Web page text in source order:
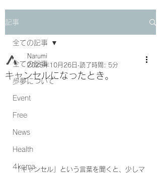
記事
全ての記事
歩夢について
Event
Free
News
Health
4koma
全ての記事
キャンセルになったとき。
Narumi
2025年10月26日 読了時間: 5分
「キャンセル」という言葉を聞くと、少しマ